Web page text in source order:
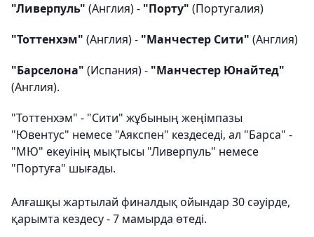
"Ливерпуль" (Англия) - "Порту" (Португалия)
"Тоттенхэм" (Англия) - "Манчестер Сити" (Англия)
"Барселона" (Испания) - "Манчестер Юнайтед"
(Англия).
"Тоттенхэм" - "Сити" жұбының жеңімпазы
"Ювентус" немесе "Аякспен" кездеседі, ал "Барса" -
"МЮ" екеуінің мықтысы "Ливерпуль" немесе
"Портуға" шығады.
Алғашқы жартылай финалдық ойындар 30 сәуірде,
қарымта кездесу - 7 мамырда өтеді.